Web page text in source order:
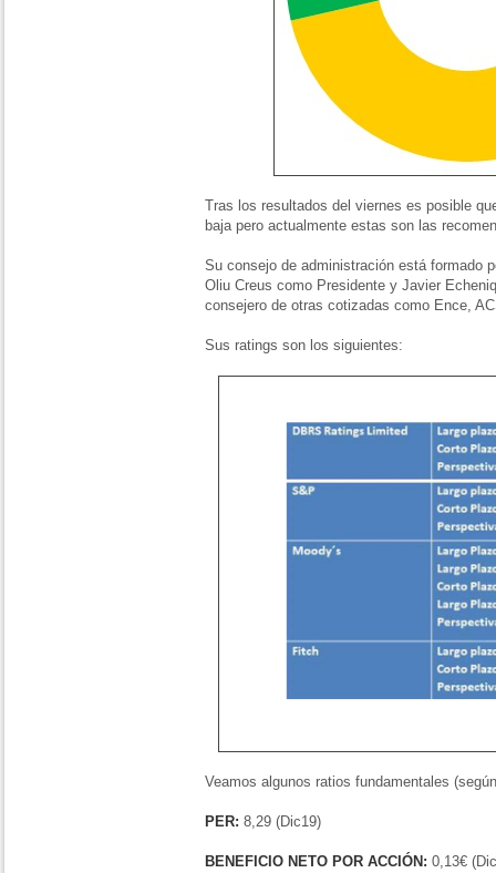
Tras los resultados del viernes es posible
baja pero actualmente estas son las
Su consejo de administración está formado
Oliu Creus como Presidente y Javier
consejero de otras cotizadas como Ence,
Sus ratings son los siguientes:
Veamos algunos ratios fundamentales
PER: 8,29 (Dic19)
BENEFICIO NETO POR ACCIÓN: 0,13€